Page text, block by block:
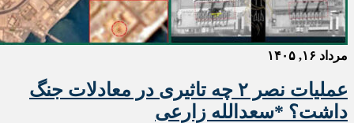
مرداد ۱۶, ۱۴۰۵
عملیات نصر ۲ چه تاثیری در معادلات جنگ
داشت؟ *سعدالله زارعی